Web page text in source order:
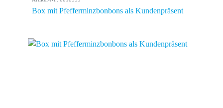
Box mit Pfefferminzbonbons als Kundenpräsent